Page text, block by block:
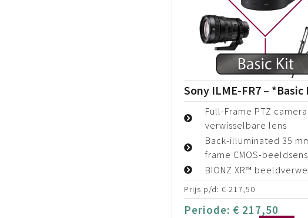
Sony ILME-FR7 – *Basic
Full-Frame PTZ
verwisselbare lens
Back-illuminated 35
frame CMOS-
BIONZ XR™
Prijs p/d: € 217,50
Periode: € 217,50